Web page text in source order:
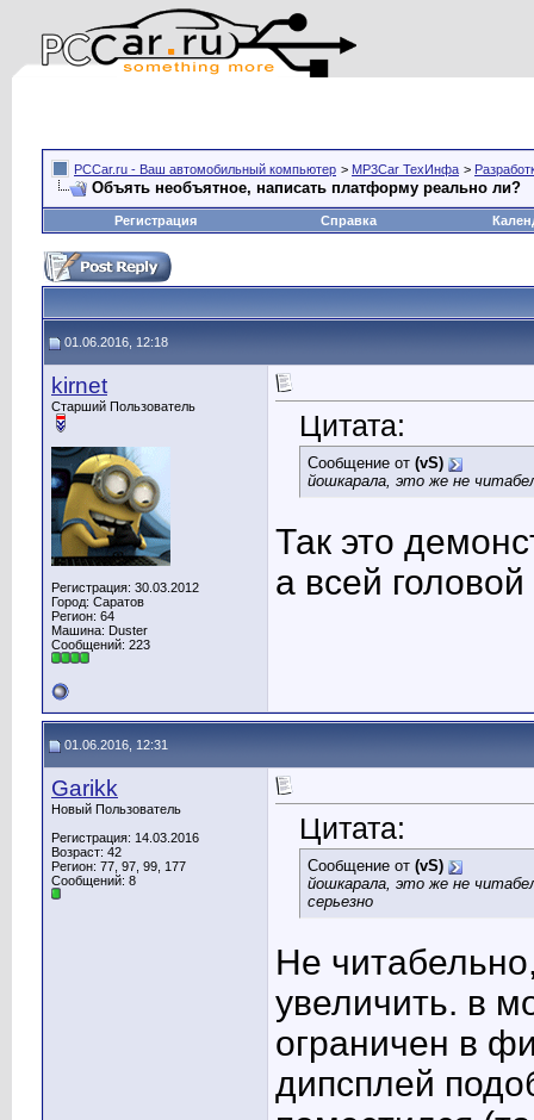
PCCar.ru - Ваш автомобильный компьютер > MP3Car ТехИнфа >
Объять необъятное, написать платформу реально ли?
Регистрация Справка
01.06.2016, 12:18
kirnet
Старший Пользователь
Регистрация: 30.03.2012
Город: Саратов
Регион: 64
Машина: Duster
Сообщений: 223
Цитата:
Сообщение от (vS)
йошкарала, это же не
Так это
а всей головой
01.06.2016, 12:31
Garikk
Новый Пользователь
Регистрация: 14.03.2016
Возраст: 42
Регион: 77, 97, 99, 177
Сообщений: 8
Цитата:
Сообщение от (vS)
йошкарала, это же не
серьезно
Не
увеличить. в
ограничен в
дипсплей